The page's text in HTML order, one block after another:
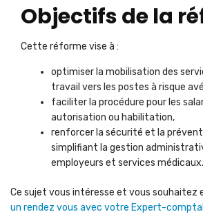
Objectifs de la
Cette réforme vise à :
optimiser la mobilisation des
travail vers les postes à risque
faciliter la procédure pour les
autorisation ou habilitation,
renforcer la sécurité et la
simplifiant la gestion
employeurs et services médicaux.
Ce sujet vous intéresse et vous souhaitez
un rendez vous avec votre Expert-